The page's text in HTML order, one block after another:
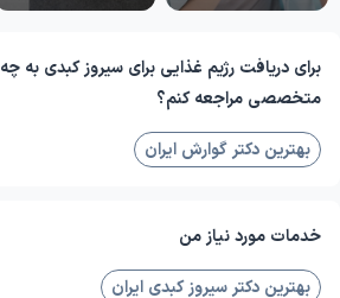
برای دریافت رژیم غذایی برای سیروز کبدی به چه
متخصصی مراجعه کنم؟
بهترین دکتر گوارش ایران
خدمات مورد نیاز من
بهترین دکتر سیروز کبدی ایران